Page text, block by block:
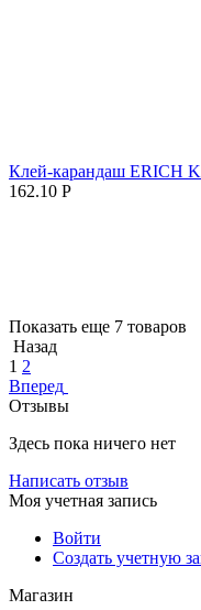
Клей-карандаш ERICH
162.10 Р
Показать еще 7 товаров
Назад
1 2
Вперед
Отзывы
Здесь пока ничего нет
Написать отзыв
Моя учетная запись
Войти
Создать учетную
Магазин